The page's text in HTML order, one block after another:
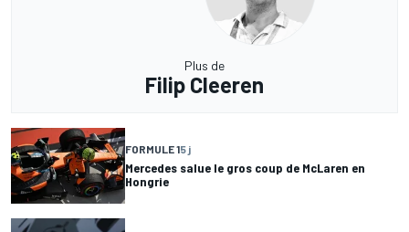
Plus de
Filip Cleeren
FORMULE 15 j
Mercedes salue le gros coup de McLaren en
Hongrie